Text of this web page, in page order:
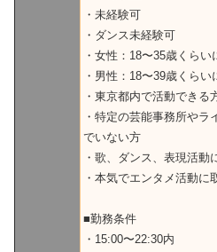
・未経験可
・ダンス未経験可
・女性：18〜35歳くらい
・男性：18〜39歳くらい
・東京都内で活動できる
・特定の芸能事務所やラ
でいない方
・歌、ダンス、表現活動
・本気でエンタメ活動に
■勤務条件
・15:00〜22:30内